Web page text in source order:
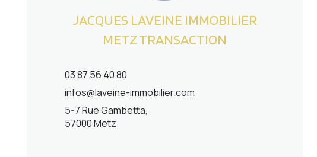
JACQUES LAVEINE IMMOBILIER
METZ TRANSACTION
03 87 56 40 80
infos@laveine-immobilier.com
5-7 Rue Gambetta,
57000 Metz